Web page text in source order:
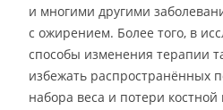
и многими другими
с ожирением. Более того, в
способы изменения терапии
избежать распространённых
набора веса и потери костной